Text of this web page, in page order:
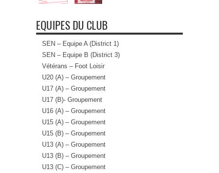
EQUIPES DU CLUB
SEN – Equipe A (District 1)
SEN – Equipe B (District 3)
Vétérans – Foot Loisir
U20 (A) – Groupement
U17 (A) – Groupement
U17 (B)- Groupement
U16 (A) – Groupement
U15 (A) – Groupement
U15 (B) – Groupement
U13 (A) – Groupement
U13 (B) – Groupement
U13 (C) – Groupement